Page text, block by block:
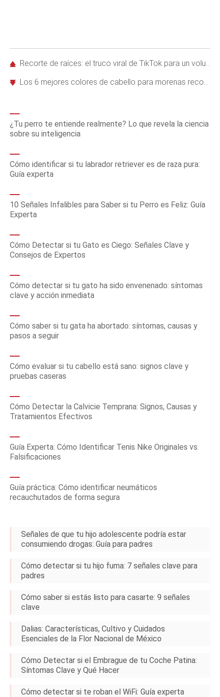
Recorte de raíces: el truco viral de TikTok para un volumen duradero en cabello ondulado y rizado
Los 6 mejores colores de cabello para morenas recomendados por expertos peluqueros
¿Tu perro te entiende realmente? Lo que revela la ciencia
sobre su inteligencia
Cómo identificar si tu labrador retriever es de raza pura:
Guía experta
10 Señales Infalibles para Saber si tu Perro es Feliz: Guía
Experta
Cómo Detectar si tu Gato es Ciego: Señales Clave y
Consejos de Expertos
Cómo detectar si tu gato ha sido envenenado: síntomas
clave y acción inmediata
Cómo saber si tu gata ha abortado: síntomas, causas y
pasos a seguir
Cómo evaluar si tu cabello está sano: signos clave y
pruebas caseras
Cómo Detectar la Calvicie Temprana: Signos, Causas y
Tratamientos Efectivos
Guía Experta: Cómo Identificar Tenis Nike Originales vs.
Falsificaciones
Guía práctica: Cómo identificar neumáticos
recauchutados de forma segura
Señales de que tu hijo adolescente podría estar
consumiendo drogas: Guía para padres
Cómo detectar si tu hijo fuma: 7 señales clave para
padres
Cómo saber si estás listo para casarte: 9 señales
clave
Dalias: Características, Cultivo y Cuidados
Esenciales de la Flor Nacional de México
Cómo Detectar si el Embrague de tu Coche Patina:
Síntomas Clave y Qué Hacer
Cómo detectar si te roban el WiFi: Guía experta